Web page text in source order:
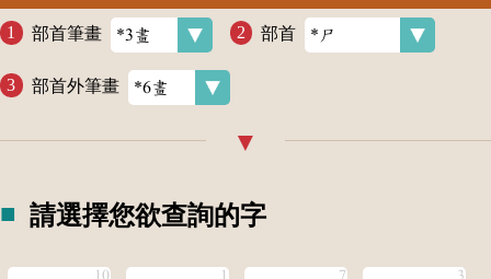
部首筆畫 部首
部首外筆畫
請選擇您欲查詢的字